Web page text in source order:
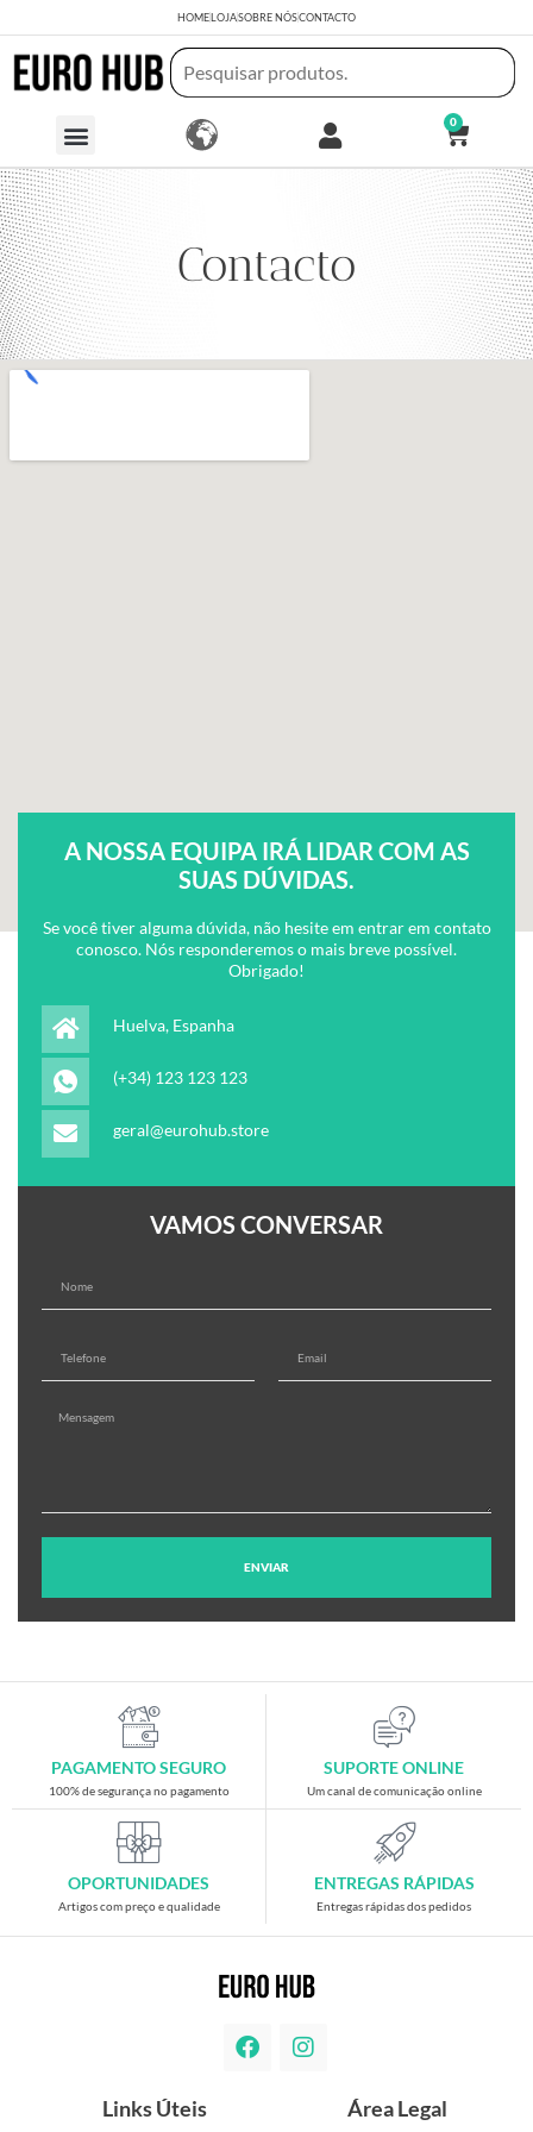
HOMELOJASOBRE NÓSCONTACTO
0
Contacto
A NOSSA EQUIPA IRÁ LIDAR COM AS
SUAS DÚVIDAS.
Se você tiver alguma dúvida, não hesite em entrar em contato
conosco. Nós responderemos o mais breve possível.
Obrigado!
Huelva, Espanha
(+34) 123 123 123
geral@eurohub.store
VAMOS CONVERSAR
ENVIAR
PAGAMENTO SEGURO
100% de segurança no pagamento
SUPORTE ONLINE
Um canal de comunicação online
OPORTUNIDADES
Artigos com preço e qualidade
ENTREGAS RÁPIDAS
Entregas rápidas dos pedidos
Links Úteis Área Legal